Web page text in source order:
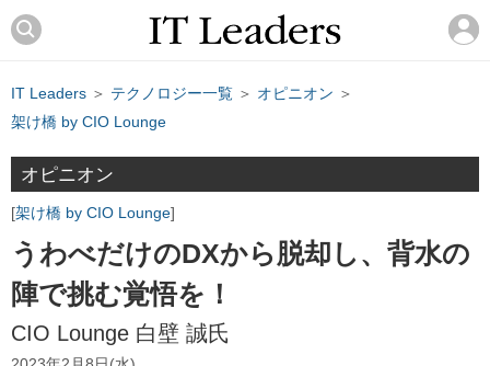
IT Leaders ＞ テクノロジー一覧 ＞ オピニオン ＞
架け橋 by CIO Lounge
オピニオン
架け橋 by CIO Lounge
うわべだけのDXから脱却し、背水の
陣で挑む覚悟を！
CIO Lounge 白壁 誠氏